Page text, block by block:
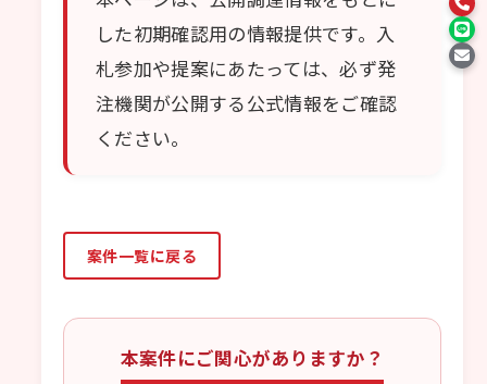
した初期確認用の情報提供です。入
札参加や提案にあたっては、必ず発
注機関が公開する公式情報をご確認
ください。
案件一覧に戻る
本案件にご関心がありますか？